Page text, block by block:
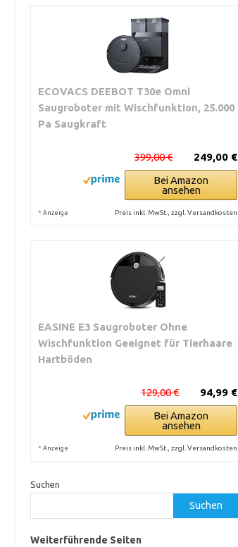
ECOVACS DEEBOT T30e Omni
Saugroboter mit Wischfunktion, 25.000
Pa Saugkraft
249,00 €
399,00 €
Bei Amazon
ansehen
* Anzeige Preis inkl. MwSt., zzgl. Versandkosten
EASINE E3 Saugroboter Ohne
Wischfunktion Geeignet für Tierhaare
Hartböden
94,99 €
129,00 €
Bei Amazon
ansehen
* Anzeige Preis inkl. MwSt., zzgl. Versandkosten
Suchen
Suchen
Weiterführende Seiten